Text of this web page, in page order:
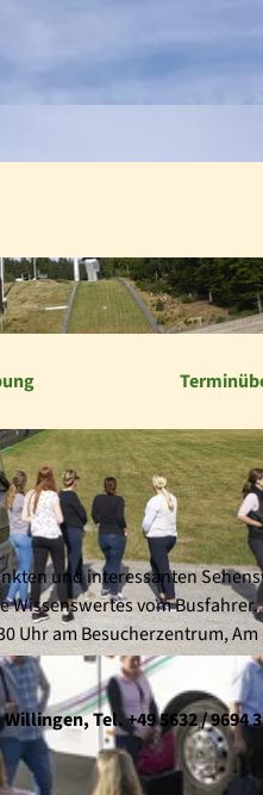
und interessanten
vom
Uhr am Besucherzentrum,
Tel. +49 5632 / 9694